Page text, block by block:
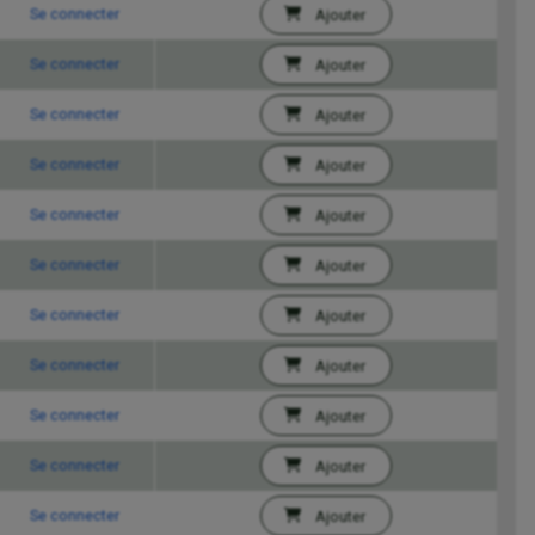
Se connecter Ajouter
Se connecter Ajouter
Se connecter Ajouter
Se connecter Ajouter
Se connecter Ajouter
Se connecter Ajouter
Se connecter Ajouter
Se connecter Ajouter
Se connecter Ajouter
Se connecter Ajouter
Se connecter Ajouter